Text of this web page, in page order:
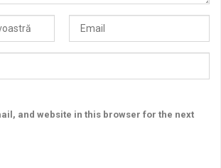
and website in this browser for the next